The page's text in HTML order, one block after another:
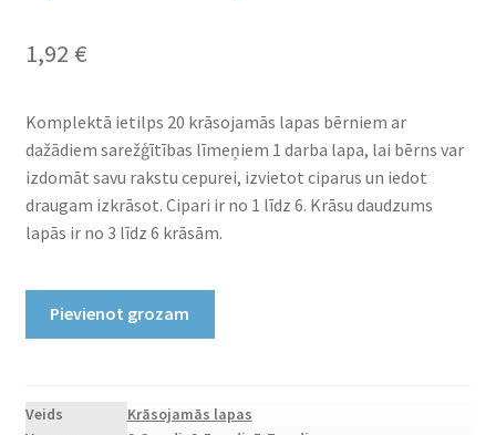
1,92 €
Komplektā ietilps 20 krāsojamās lapas bērniem ar
dažādiem sarežģītības līmeņiem 1 darba lapa, lai bērns var
izdomāt savu rakstu cepurei, izvietot ciparus un iedot
draugam izkrāsot. Cipari ir no 1 līdz 6. Krāsu daudzums
lapās ir no 3 līdz 6 krāsām.
cipariem
Pievienot grozam
Veids
Krāsojamās lapas